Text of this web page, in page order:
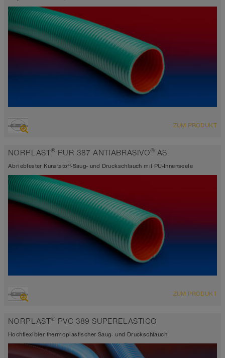
ÜBERSICHT
hoch abriebfester Saugschlauch + Druckschlauch
ZUM PRODUKT
NORPLAST® PUR 387 ANTIABRASIVO® AS
Abriebfester Kunststoff-Saug- und Druckschlauch mit PU-Innenseele
ÜBERSICHT
hoch abriebfester Saugschlauch + Druckschlauch
ZUM PRODUKT
NORPLAST® PVC 389 SUPERELASTICO
Hochflexibler thermoplastischer Saug- und Druckschlauch